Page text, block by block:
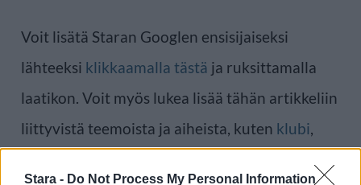
Stara - Do Not Process My Personal Information
Voit lisätä Staran Googlen ensisijaiseksi
lähteeksi klikkaamalla tästä ja ruksittamalla
laatikon. Voit myös lukea lisää tähän artikkeliin
liittyvistä teemoista ja aiheista, kuten klubi,